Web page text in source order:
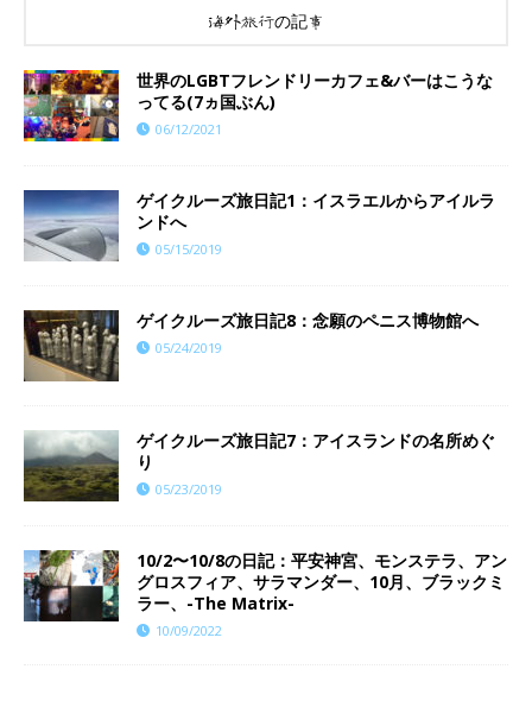
海外旅行の記事
世界のLGBTフレンドリーカフェ&バーはこうな
ってる(7ヵ国ぶん)
06/12/2021
ゲイクルーズ旅日記1：イスラエルからアイルラ
ンドへ
05/15/2019
ゲイクルーズ旅日記8：念願のペニス博物館へ
05/24/2019
ゲイクルーズ旅日記7：アイスランドの名所めぐ
り
05/23/2019
10/2〜10/8の日記：平安神宮、モンステラ、アン
グロスフィア、サラマンダー、10月、ブラックミ
ラー、-The Matrix-
10/09/2022